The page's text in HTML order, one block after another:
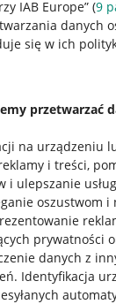
IAB Europe” (9
danych
się w ich
przetwarzać
na urządzeniu
i treści,
i ulepszanie usług
oszustwom
prywatności
danych z
. Identyfikacja
Cyfrowych